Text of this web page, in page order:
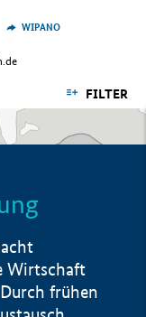
WIPANO
FILTER
Wirtschaft
frühen